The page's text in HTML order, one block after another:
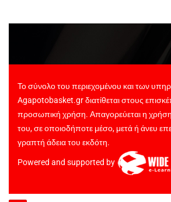
Το σύνολο του περιεχομένου και των
Agapotobasket.gr διατίθεται στους
προσωπική χρήση. Απαγορεύεται η
του, σε οποιοδήποτε μέσο, μετά ή άνευ
γραπτή άδεια του εκδότη.
Powered and supported by